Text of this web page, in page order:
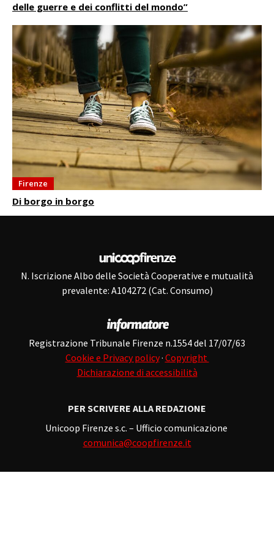
delle guerre e dei conflitti del mondo”
Firenze
Di borgo in borgo
N. Iscrizione Albo delle Società Cooperative e mutualità
prevalente: A104272 (Cat. Consumo)
Registrazione Tribunale Firenze n.1554 del 17/07/63
Cookie e Privacy policy· Copyright
Dichiarazione di accessibilità
PER SCRIVERE ALLA REDAZIONE
Unicoop Firenze s.c. – Ufficio comunicazione
comunica@coopfirenze.it